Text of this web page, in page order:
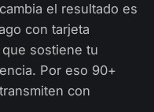
el resultado es
con tarjeta
que sostiene tu
Por eso 90+
con